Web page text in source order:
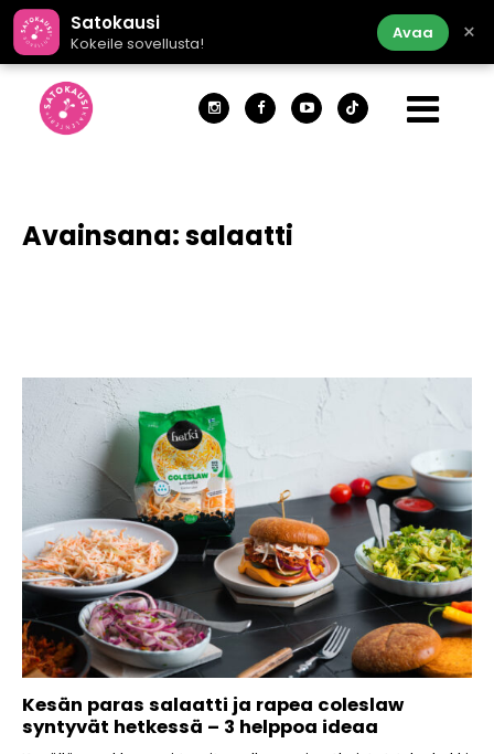
Satokausi
Kokeile sovellusta!
Avaa ×
Avainsana:salaatti
Kesän paras salaatti ja rapea coleslaw
syntyvät hetkessä – 3 helppoa ideaa